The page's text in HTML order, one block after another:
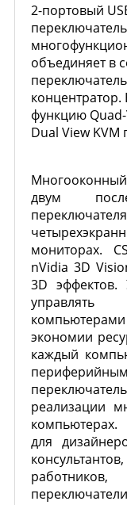
2-портовый
объединяет в
функцию
Dual View
двум
мониторах.
nVidia 3D
3D эффектов.
экономии
каждый
реализации
компьютерах.
для